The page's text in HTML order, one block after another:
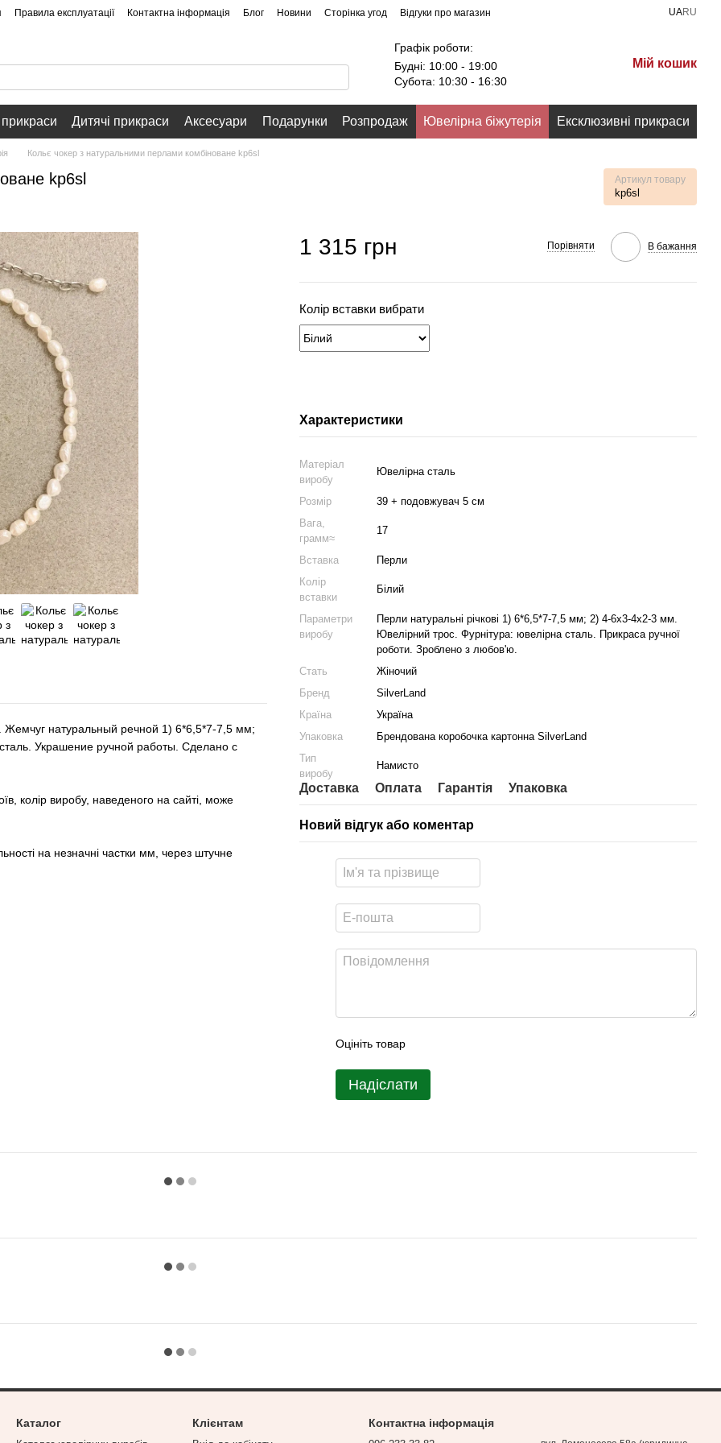
Правила експлуатації Контактна інформація Блог Новини Сторінка угод Відгуки про магазин UARU
Графік роботи:
Будні: 10:00 - 19:00
Субота: 10:30 - 16:30
Мій кошик
Дитячі прикраси Аксесуари Подарунки Розпродаж Ювелірна біжутерія Ексклюзивні прикраси
Кольє чокер з натуральними перлами комбіноване kp6sl
kp6sl Артикул товару
kp6sl
Жемчуг натуральный речной 1) 6*6,5*7-7,5 мм;
Украшение ручной работы. Сделано с
колір виробу, наведеного на сайті, може
на незначні частки мм, через штучне
1 315 грн Порівняти В бажання
Колір вставки вибрати
Характеристики
Матеріал
виробу
Ювелірна сталь
Розмір
39 + подовжувач 5 см
Вага,
грамм≈
17
Вставка
Перли
Колір
вставки
Білий
Параметри
виробу
Перли натуральні річкові 1) 6*6,5*7-7,5 мм; 2) 4-6х3-4х2-3 мм.
Ювелірний трос. Фурнітура: ювелірна сталь. Прикраса ручної
роботи. Зроблено з любов'ю.
Стать
Жіночий
Бренд
SilverLand
Країна
Україна
Упаковка
Брендована коробочка картонна SilverLand
Тип
виробу
Намисто
Доставка Оплата Гарантія Упаковка
Новий відгук або коментар
Оцініть товар
Надіслати
Каталог Клієнтам Контактна інформація